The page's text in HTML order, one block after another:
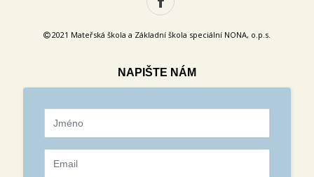
2021 Mateřská škola a Základní škola speciální NONA, o.p.s.
NAPIŠTE NÁM